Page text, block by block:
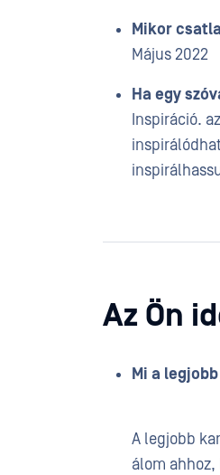
Mikor
Május 2022
Ha egy
Inspiráció.
Az Ön
Mi a
A legjobb
álom